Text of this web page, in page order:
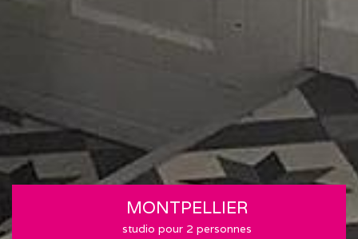
MONTPELLIER
studio pour 2 personnes